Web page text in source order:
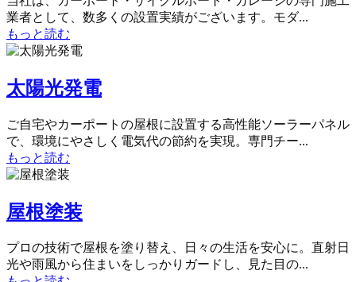
業者として、数多くの設置実績がございます。モダ...
もっと読む
太陽光発電
ご自宅やカーポートの屋根に設置する高性能ソーラーパネル
で、環境にやさしく電気代の節約を実現。専門チー...
もっと読む
屋根塗装
プロの技術で屋根を塗り替え、日々の生活を安心に。直射日
光や雨風から住まいをしっかりガードし、見た目の...